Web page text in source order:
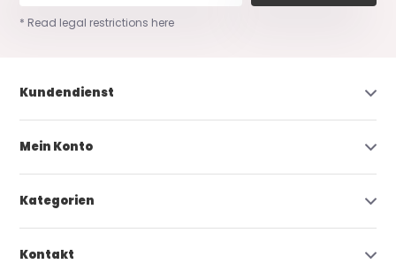
* Read legal restrictions here
Kundendienst
Mein Konto
Kategorien
Kontakt